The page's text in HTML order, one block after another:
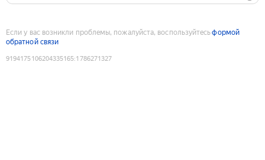
Если у вас возникли проблемы, пожалуйста, воспользуйтесьформой
обратной связи
9194175106204335165:1786271327